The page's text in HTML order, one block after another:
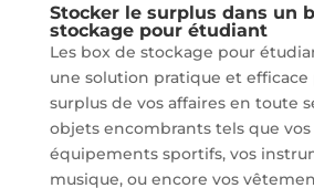
Stocker le surplus dans un
stockage pour étudiant
Les box de stockage pour
une solution pratique et efficace
surplus de vos affaires en toute
objets encombrants tels que vos
équipements sportifs, vos
musique, ou encore vos